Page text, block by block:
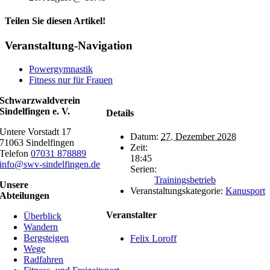
Teilen Sie diesen Artikel!
Facebook
X
Reddit
LinkedIn
WhatsApp
Telegram
Tumblr
Pinterest
Vk
Xing
E-
Veranstaltung-Navigation
Powergymnastik
Fitness nur für Frauen
Details
Datum: 27. Dezember 2028
Zeit:
18:45
Serien:
Trainingsbetrieb
Veranstaltungskategorie: Kanusport
Veranstalter
Felix Loroff
Schwarzwaldverein
Sindelfingen e. V.
Untere Vorstadt 17
71063 Sindelfingen
Telefon07031 878889
info@swv-sindelfingen.de
Unsere
Abteilungen
Überblick
Wandern
Bergsteigen
Wege
Radfahren